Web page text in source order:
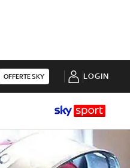
OFFERTE SKY LOGIN